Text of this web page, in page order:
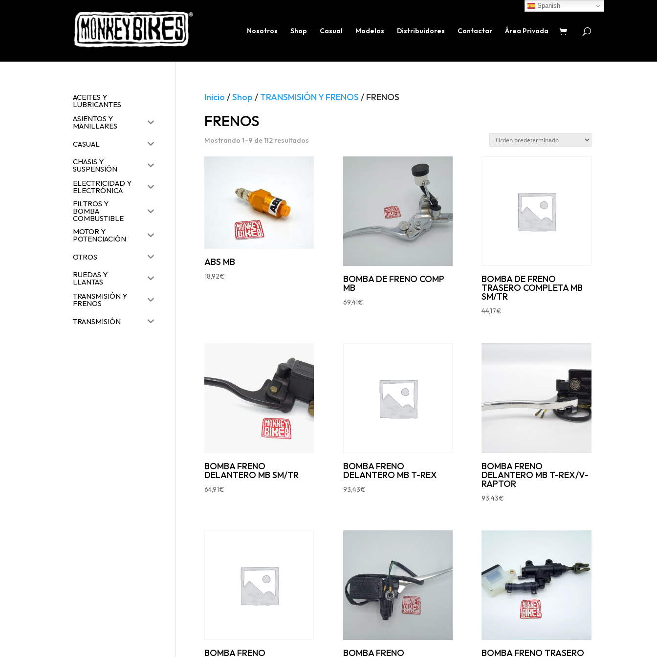
Nosotros Shop Casual Modelos Distribuidores Contactar Área Privada
productos
Inicio /Shop / TRANSMISIÓN Y FRENOS / FRENOS
FRENOS
Mostrando 1–9 de 112 resultados
ABS MB
18,92€ BOMBA DE FRENO COMP
MB
69,41€
BOMBA DE FRENO
TRASERO COMPLETA MB
SM/TR
44,17€
BOMBA FRENO
DELANTERO MB SM/TR
64,91€
BOMBA FRENO
DELANTERO MB T-REX
93,43€
BOMBA FRENO
DELANTERO MB T-REX/V-
RAPTOR
93,43€
BOMBA FRENO BOMBA FRENO BOMBA FRENO TRASERO
ACEITES Y
LUBRICANTES
ASIENTOS Y
MANILLARES
CASUAL
CHASIS Y
SUSPENSIÓN
ELECTRICIDAD Y
ELECTRÓNICA
FILTROS Y
BOMBA
COMBUSTIBLE
MOTOR Y
POTENCIACIÓN
OTROS
RUEDAS Y
LLANTAS
TRANSMISIÓN Y
FRENOS
TRANSMISIÓN
Spanish